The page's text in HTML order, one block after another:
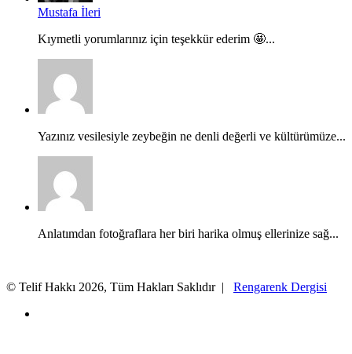
Mustafa İleri
Kıymetli yorumlarınız için teşekkür ederim 🤩...
Yazınız vesilesiyle zeybeğin ne denli değerli ve kültürümüze...
Anlatımdan fotoğraflara her biri harika olmuş ellerinize sağ...
© Telif Hakkı 2026, Tüm Hakları Saklıdır | Rengarenk Dergisi